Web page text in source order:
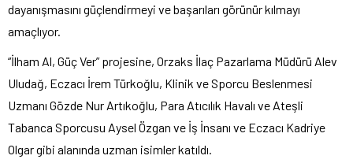
dayanışmasını güçlendirmeyi ve başarıları görünür kılmayı
amaçlıyor.
“İlham Al, Güç Ver” projesine, Orzaks İlaç Pazarlama Müdürü Alev
Uludağ, Eczacı İrem Türkoğlu, Klinik ve Sporcu Beslenmesi
Uzmanı Gözde Nur Artıkoğlu, Para Atıcılık Havalı ve Ateşli
Tabanca Sporcusu Aysel Özgan ve İş İnsanı ve Eczacı Kadriye
Olgar gibi alanında uzman isimler katıldı.